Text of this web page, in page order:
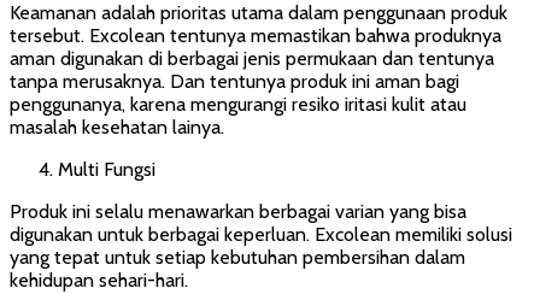
Keamanan adalah prioritas utama dalam penggunaan produk
tersebut. Excolean tentunya memastikan bahwa produknya
aman digunakan di berbagai jenis permukaan dan tentunya
tanpa merusaknya. Dan tentunya produk ini aman bagi
penggunanya, karena mengurangi resiko iritasi kulit atau
masalah kesehatan lainya.
Multi Fungsi
Produk ini selalu menawarkan berbagai varian yang bisa
digunakan untuk berbagai keperluan. Excolean memiliki solusi
yang tepat untuk setiap kebutuhan pembersihan dalam
kehidupan sehari-hari.